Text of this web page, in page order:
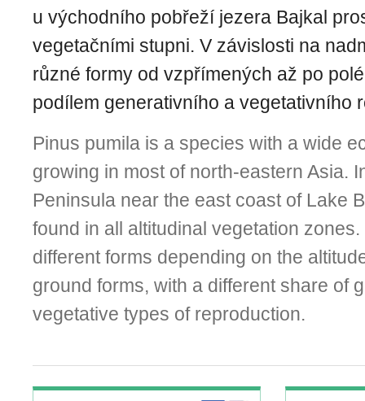
u východního pobřeží jezera Bajkal
vegetačními stupni. V závislosti na
různé formy od vzpřímených až po
podílem generativního a vegetativního
Pinus pumila is a species with a wide
growing in most of north-eastern Asia.
Peninsula near the east coast of Lake
found in all altitudinal vegetation
different forms depending on the
ground forms, with a different share of
vegetative types of reproduction.